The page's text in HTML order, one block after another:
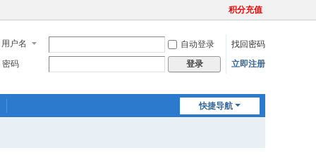
积分充值
用户名 自动登录
找回密码
密码
登录 立即注册
快捷导航